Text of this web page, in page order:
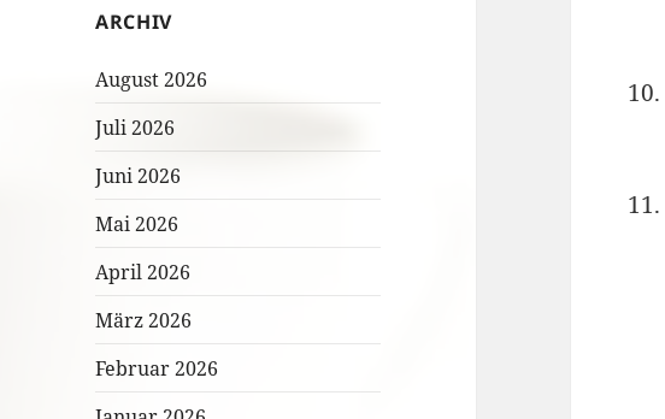
ARCHIV
August 2026
Juli 2026
Juni 2026
Mai 2026
April 2026
März 2026
Februar 2026